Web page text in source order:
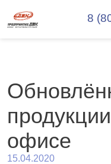
8
офисе
15.04.2020